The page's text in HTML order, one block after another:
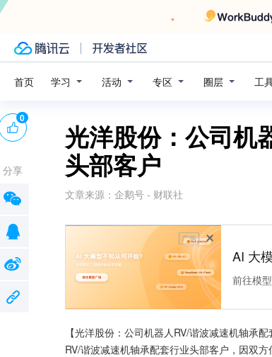
首页 学习 活动 专区 圈层 工
光洋股份：公司机
头部客户
文章来源： 企鹅号 - 财联社
广告
AI 大
前往模
【光洋股份：公司机器人RV/谐波减速机轴承
RV/谐波减速机轴承配套行业头部客户，因双
0
分享